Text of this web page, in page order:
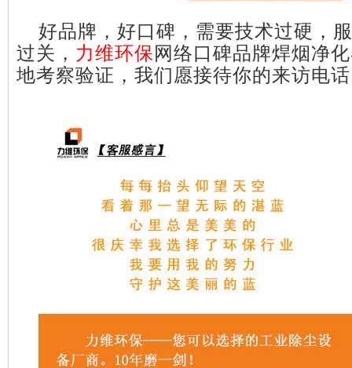
好品牌，好口碑，需要技术过硬，
过关， 力维环保 网络口碑品牌焊烟净
地考察验证，我们愿接待你的来访电话